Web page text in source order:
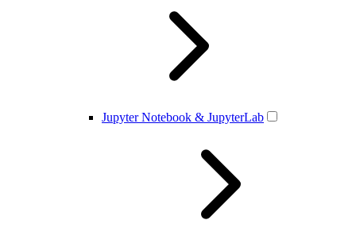
Jupyter Notebook & JupyterLab